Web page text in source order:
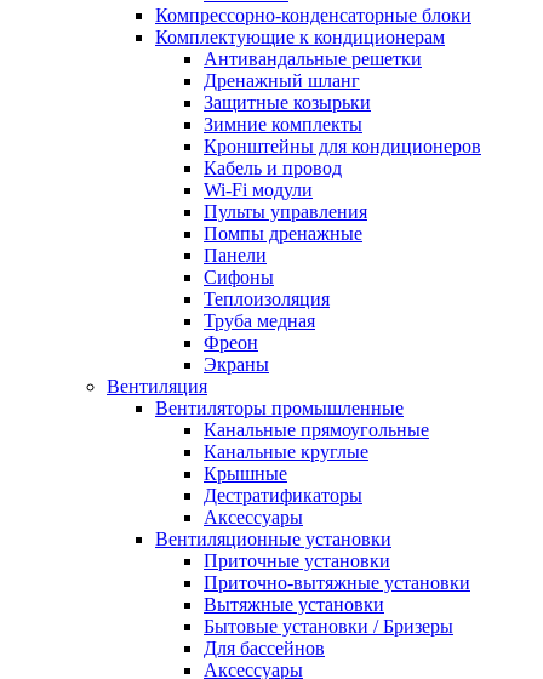
Компрессорно-конденсаторные блоки
Комплектующие к кондиционерам
Антивандальные решетки
Дренажный шланг
Защитные козырьки
Зимние комплекты
Кронштейны для кондиционеров
Кабель и провод
Wi-Fi модули
Пульты управления
Помпы дренажные
Панели
Сифоны
Теплоизоляция
Труба медная
Фреон
Экраны
Вентиляция
Вентиляторы промышленные
Канальные прямоугольные
Канальные круглые
Крышные
Дестратификаторы
Аксессуары
Вентиляционные установки
Приточные установки
Приточно-вытяжные установки
Вытяжные установки
Бытовые установки / Бризеры
Для бассейнов
Аксессуары